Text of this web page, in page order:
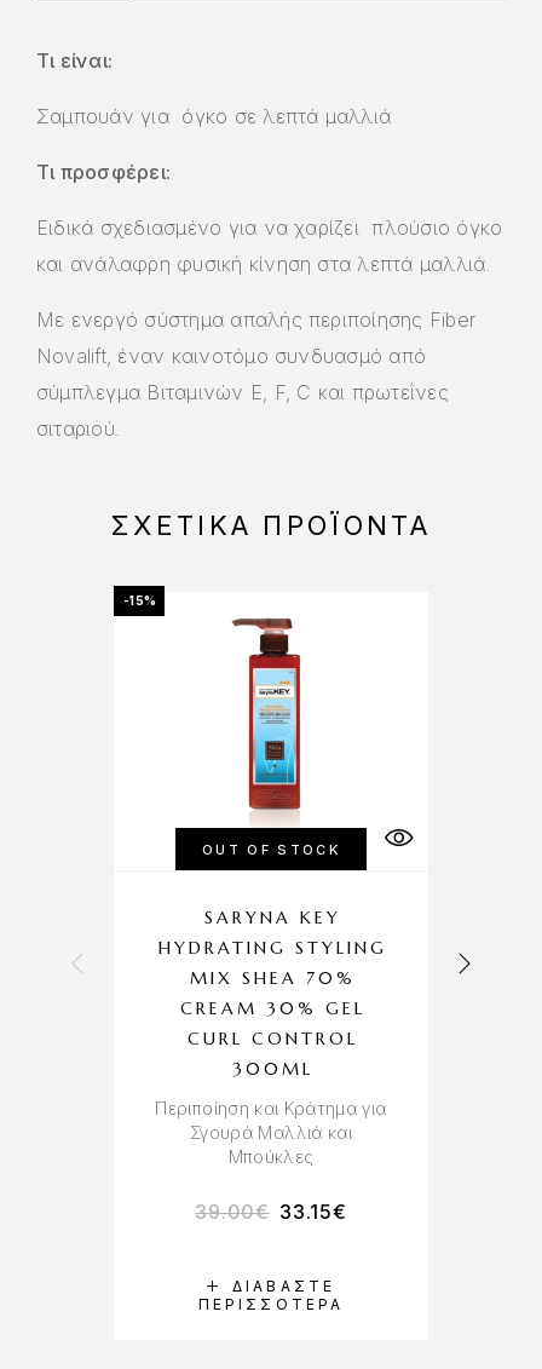
Τι είναι:
Σαμπουάν για όγκο σε λεπτά μαλλιά
Τι προσφέρει:
Ειδικά σχεδιασμένο για να χαρίζει πλούσιο όγκο
και ανάλαφρη φυσική κίνηση στα λεπτά μαλλιά.
Με ενεργό σύστημα απαλής περιποίησης Fiber
Novalift, έναν καινοτόμο συνδυασμό από
σύμπλεγμα Βιταμινών Ε, F, C και πρωτεΐνες
σιταριού.
ΣΧΕΤΙΚΆ ΠΡΟΪΌΝΤΑ
-15%
OUT OF STOCK
ΔΙΑΒΆΣΤΕ
ΠΕΡΙΣΣΌΤΕΡΑ
SARYNA KEY
HYDRATING STYLING
MIX SHEA 70%
CREAM 30% GEL
CURL CONTROL
300ML
Περιποίηση και Κράτημα για
Σγουρά Μαλλιά και
Μπούκλες
39.00€ 33.15€